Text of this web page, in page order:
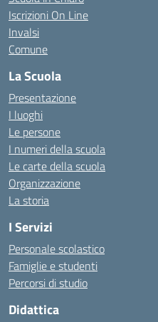
Iscrizioni On Line
Invalsi
Comune
La Scuola
Presentazione
I luoghi
Le persone
I numeri della scuola
Le carte della scuola
Organizzazione
La storia
I Servizi
Personale scolastico
Famiglie e studenti
Percorsi di studio
Didattica